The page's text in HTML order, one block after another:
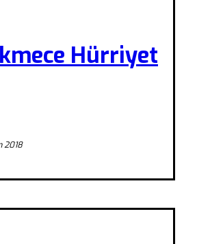
Hürriyet
2018